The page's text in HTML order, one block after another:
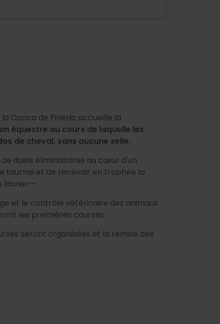
Conca de Pinedo accueille la
équestre au cours de laquelle les
de cheval, sans aucune selle.
duels éliminatoires au cœur d'un
tournoi et de recevoir en trophée la
laurier—.
et le contrôle vétérinaire des animaux
les premières courses.
seront organisées et la remise des